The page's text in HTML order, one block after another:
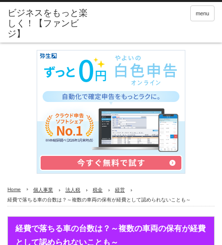
menu
Home 個人事業 法人税 税金
経営
経費で落ちる車の台数は？～複数の車両の保有が経費として認められないことも～
経費で落ちる車の台数は？～複数の車両の保有が経費
として認められないことも～